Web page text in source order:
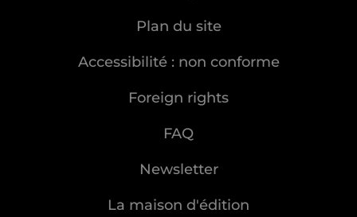
Plan du site
Accessibilité : non conforme
Foreign rights
FAQ
Newsletter
La maison d'édition